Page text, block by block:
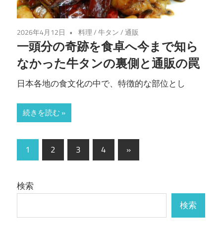
2026年4月12日 料理/牛タン/通販
一頭分の奇跡を食卓へ今まで知ら
なかった牛タンの裏側と通販の罠
日本各地の食文化の中で、特徴的な部位とし
続きを読む
投
稿
の
1 2 3 4
次
の
事
»
検索
検索